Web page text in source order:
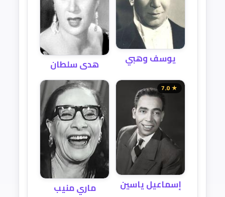
يوسف وهبي هدى سلطان
★ 7.0
إسماعيل ياسين ماري منيب